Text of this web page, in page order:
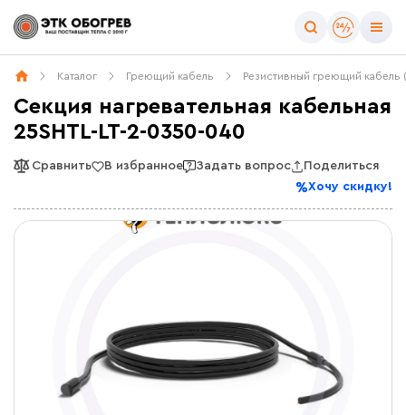
Каталог Греющий кабель Резистивный греющий
Секция нагревательная кабельная
25SHTL-LT-2-0350-040
Сравнить В избранное Задать вопрос
Поделиться
Хочу скидку!